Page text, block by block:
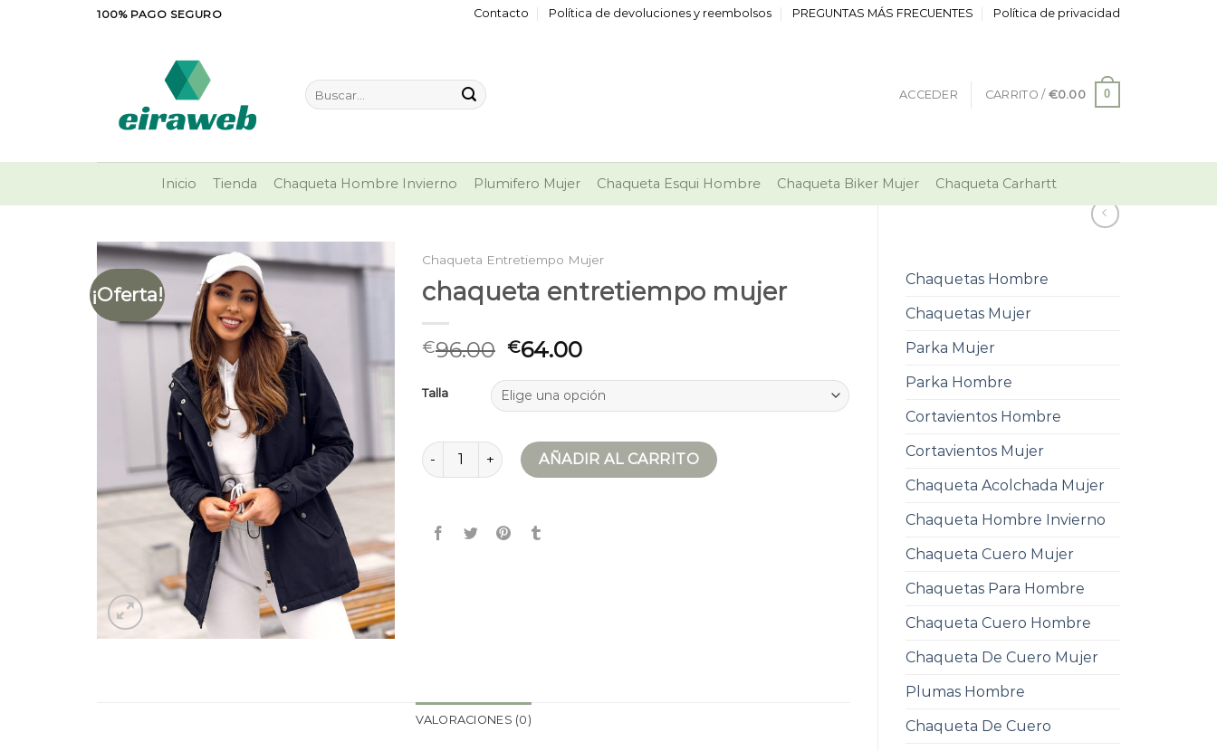
100% PAGO SEGURO Contacto Política de devoluciones y reembolsos PREGUNTAS MÁS FRECUENTES Política de privacidad
Buscar
por:
ACCEDER CARRITO / €0.00 0
Inicio Tienda Chaqueta Hombre Invierno Plumifero Mujer Chaqueta Esqui Hombre Chaqueta Biker Mujer Chaqueta Carhartt
Chaquetas Hombre
Chaquetas Mujer
Parka Mujer
Parka Hombre
Cortavientos Hombre
Cortavientos Mujer
Chaqueta Acolchada Mujer
Chaqueta Hombre Invierno
Chaqueta Cuero Mujer
Chaquetas Para Hombre
Chaqueta Cuero Hombre
Chaqueta De Cuero Mujer
Plumas Hombre
Chaqueta De Cuero
¡Oferta!
Chaqueta Entretiempo Mujer
chaqueta entretiempo mujer
€96.00 €64.00
Talla
chaqueta entretiempo mujer cantidad
AÑADIR AL CARRITO
VALORACIONES (0)